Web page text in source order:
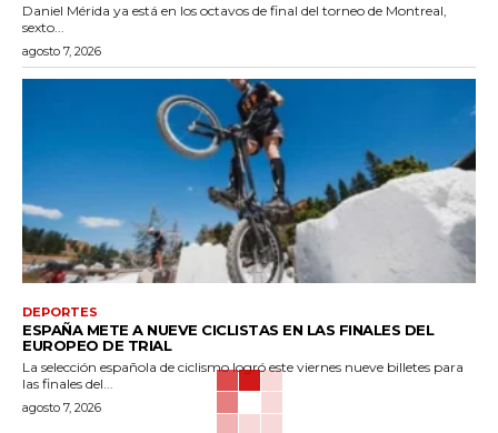
Daniel Mérida ya está en los octavos de final del torneo de Montreal,
sexto...
agosto 7, 2026
DEPORTES
ESPAÑA METE A NUEVE CICLISTAS EN LAS FINALES DEL
EUROPEO DE TRIAL
La selección española de ciclismo logró este viernes nueve billetes para
las finales del...
agosto 7, 2026